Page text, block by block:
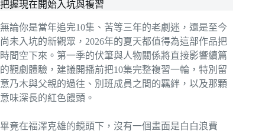
把握現在開始入坑與複習
無論你是當年追完10集、苦等三年的老劇迷，還是至今
尚未入坑的新觀眾，2026年的夏天都值得為這部作品把
時間空下來。第一季的伏筆與人物關係將直接影響續篇
的觀劇體驗，建議開播前把10集完整複習一輪，特別留
意乃木與父親的過往、別班成員之間的羈絆，以及那顆
意味深長的紅色饅頭。
畢竟在福澤克雄的鏡頭下，沒有一個畫面是白白浪費